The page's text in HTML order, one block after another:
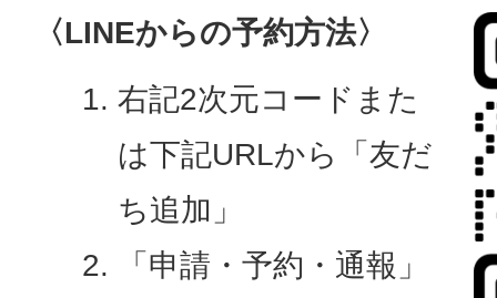
〈LINEからの予約方法〉
右記2次元コードまた
は下記URLから「友だ
ち追加」
「申請・予約・通報」